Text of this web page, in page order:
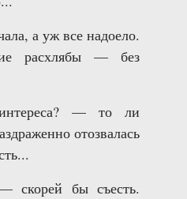
а уж все надоело.
расхлябы — без
— то ли
отозвалась
скорей бы съесть.